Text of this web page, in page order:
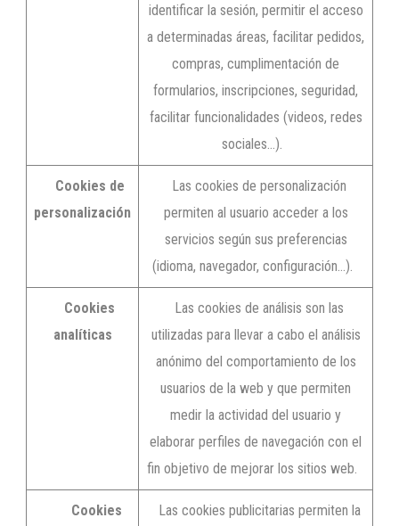
identificar la sesión, permitir el acceso
a determinadas áreas, facilitar pedidos,
compras, cumplimentación de
formularios, inscripciones, seguridad,
facilitar funcionalidades (videos, redes
sociales…).
Cookies de
personalización
Las cookies de personalización
permiten al usuario acceder a los
servicios según sus preferencias
(idioma, navegador, configuración…).
Cookies
analíticas
Las cookies de análisis son las
utilizadas para llevar a cabo el análisis
anónimo del comportamiento de los
usuarios de la web y que permiten
medir la actividad del usuario y
elaborar perfiles de navegación con el
fin objetivo de mejorar los sitios web.
Cookies
Las cookies publicitarias permiten la